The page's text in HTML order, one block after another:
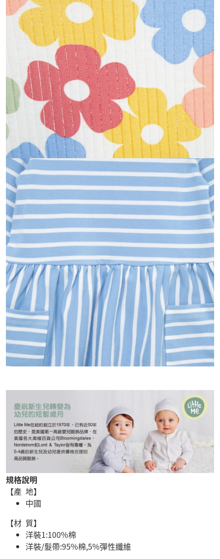
規格說明
【產 地】
中國
【材 質】
洋裝1:100%棉
洋裝/髮帶:95%棉,5%彈性纖維